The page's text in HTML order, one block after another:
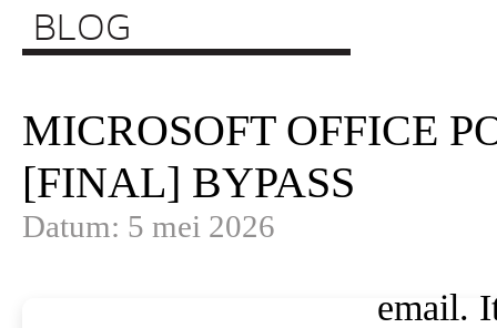
BLOG
MICROSOFT OFFICE
[FINAL] BYPASS
Datum: 5 mei 2026
email.